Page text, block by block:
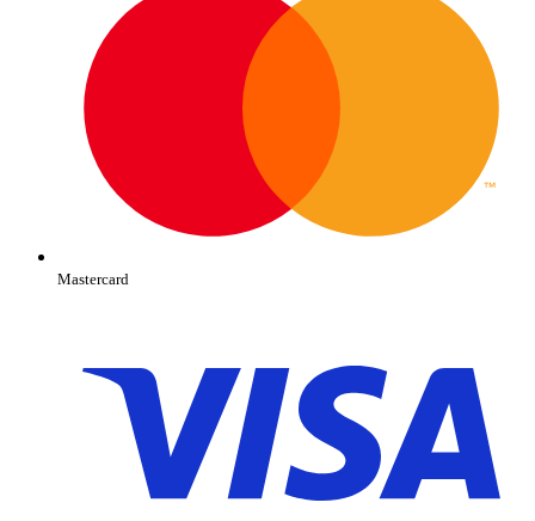
Mastercard